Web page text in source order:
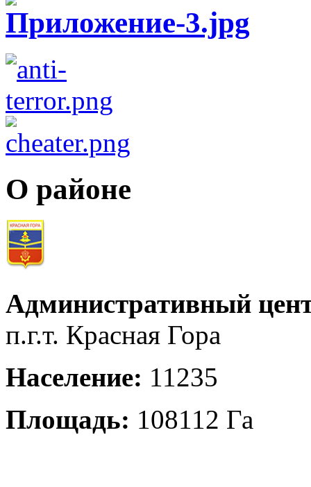
О районе
Административный
п.г.т. Красная Гора
Население: 11235
Площадь: 108112 Га